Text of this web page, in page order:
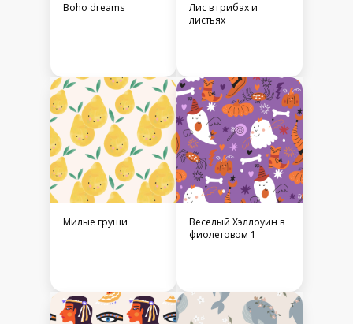
Boho dreams
Лис в грибах и
листьях
Милые груши
Веселый Хэллоуин в
фиолетовом 1